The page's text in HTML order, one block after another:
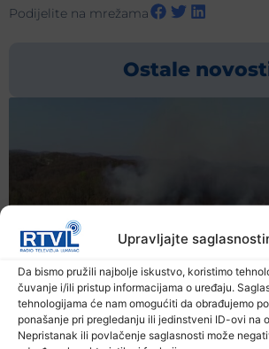
Upravljajte
Da bismo pružili najbolje iskustvo, koristimo
čuvanje i/ili pristup informacijama o uređaju.
tehnologijama će nam omogućiti da obrađujemo
ponašanje pri pregledanju ili jedinstveni ID-ovi na
Nepristanak ili povlačenje saglasnosti može
Podijelite na mrežama
Ostale